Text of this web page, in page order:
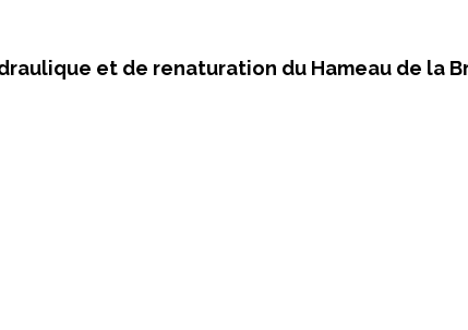
et de renaturation du Hameau de la